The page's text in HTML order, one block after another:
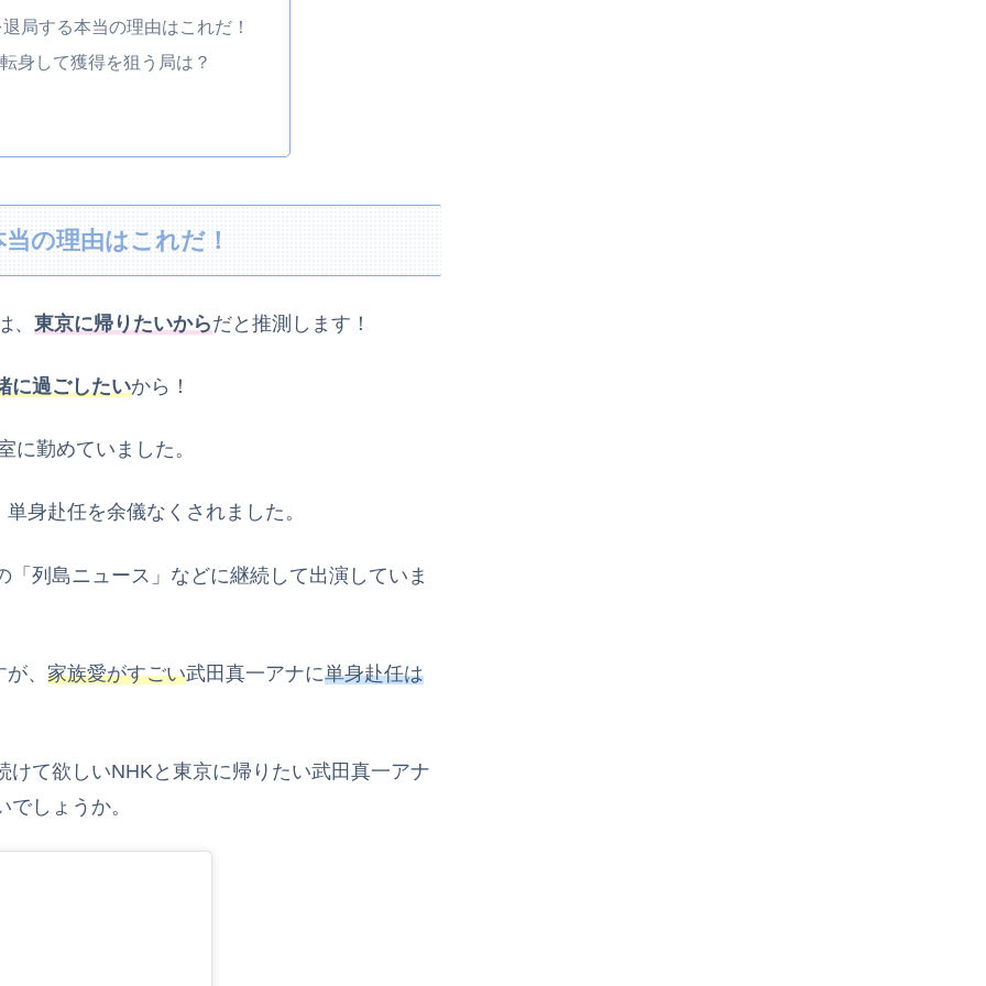
局する本当の理由はこれだ！
身して獲得を狙う局は？
の理由はこれだ！
、 東京に帰りたいからだと推測します！
に過ごしたいから！
に勤めていました。
身赴任を余儀なくされました。
列島ニュース」などに継続して出演していま
、 家族愛がすごい武田真一アナに単身赴任は
て欲しいNHKと東京に帰りたい武田真一アナ
しょうか。